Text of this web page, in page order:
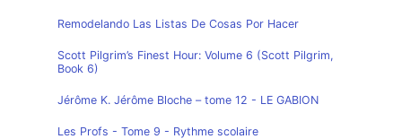
Remodelando Las Listas De Cosas Por Hacer
Scott Pilgrim’s Finest Hour: Volume 6 (Scott Pilgrim,
Book 6)
Jérôme K. Jérôme Bloche – tome 12 - LE GABION
Les Profs - Tome 9 - Rythme scolaire